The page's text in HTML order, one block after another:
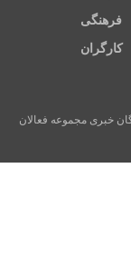
فرهنگی
کارگران
خبری مجموعه فعالان